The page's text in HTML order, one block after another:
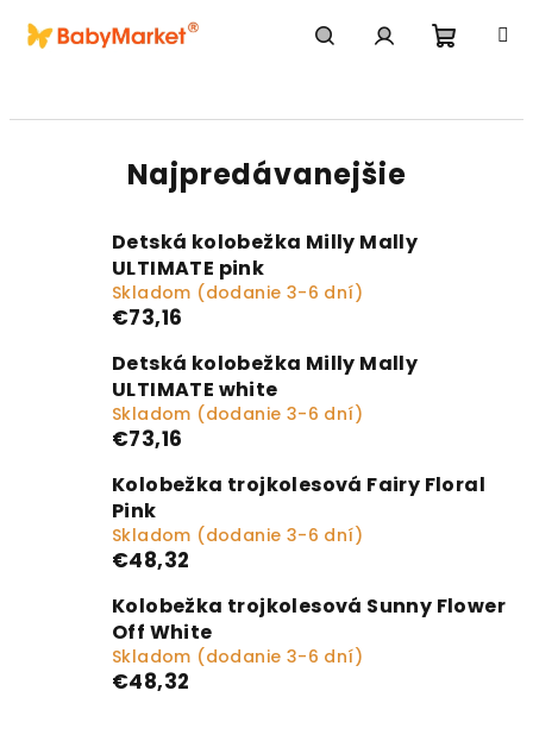
Najpredávanejšie
Detská kolobežka Milly Mally
ULTIMATE pink
Skladom (dodanie 3-6 dní)
€73,16
Detská kolobežka Milly Mally
ULTIMATE white
Skladom (dodanie 3-6 dní)
€73,16
Kolobežka trojkolesová Fairy Floral
Pink
Skladom (dodanie 3-6 dní)
€48,32
Kolobežka trojkolesová Sunny Flower
Off White
Skladom (dodanie 3-6 dní)
€48,32